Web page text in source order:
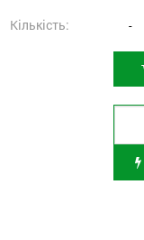
Кількість: -